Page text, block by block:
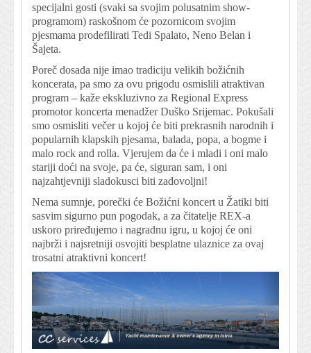
specijalni gosti (svaki sa svojim polusatnim show-
programom) raskošnom će pozornicom svojim
pjesmama prodefilirati Tedi Spalato, Neno Belan i
Šajeta.
Poreč dosada nije imao tradiciju velikih božićnih
koncerata, pa smo za ovu prigodu osmislili atraktivan
program – kaže ekskluzivno za Regional Express
promotor koncerta menadžer Duško Srijemac. Pokušali
smo osmisliti večer u kojoj će biti prekrasnih narodnih i
popularnih klapskih pjesama, balada, popa, a bogme i
malo rock and rolla. Vjerujem da će i mladi i oni malo
stariji doći na svoje, pa će, siguran sam, i oni
najzahtjevniji sladokusci biti zadovoljni!
Nema sumnje, porečki će Božićni koncert u Žatiki biti
sasvim sigurno pun pogodak, a za čitatelje REX-a
uskoro priređujemo i nagradnu igru, u kojoj će oni
najbrži i najsretniji osvojiti besplatne ulaznice za ovaj
trosatni atraktivni koncert!